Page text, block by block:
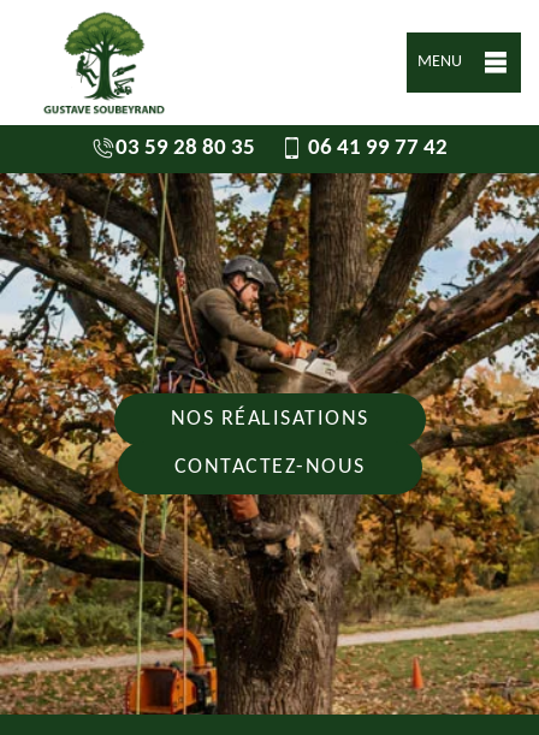
MENU
03 59 28 80 35 06 41 99 77 42
NOS RÉALISATIONS
CONTACTEZ-NOUS